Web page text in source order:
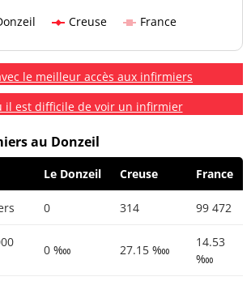
Creuse France
le meilleur accès aux infirmiers
il est difficile de voir un infirmier
au Donzeil
Le Donzeil Creuse France
0 314 99 472
0 ‱ 27.15 ‱
14.53
‱